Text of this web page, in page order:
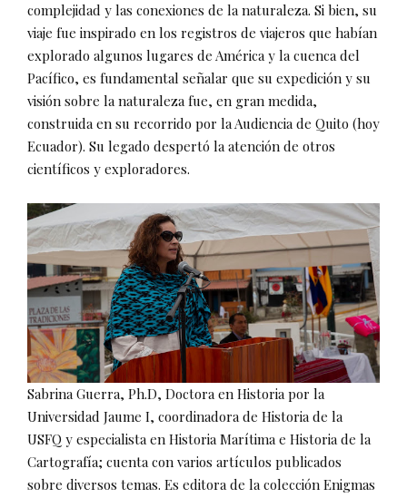
complejidad y las conexiones de la naturaleza. Si bien, su
viaje fue inspirado en los registros de viajeros que habían
explorado algunos lugares de América y la cuenca del
Pacífico, es fundamental señalar que su expedición y su
visión sobre la naturaleza fue, en gran medida,
construida en su recorrido por la Audiencia de Quito (hoy
Ecuador). Su legado despertó la atención de otros
científicos y exploradores.
Sabrina Guerra, Ph.D, Doctora en Historia por la
Universidad Jaume I, coordinadora de Historia de la
USFQ y especialista en Historia Marítima e Historia de la
Cartografía; cuenta con varios artículos publicados
sobre diversos temas. Es editora de la colección Enigmas